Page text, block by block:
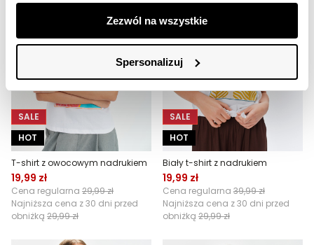
Zezwól na wszystkie
Spersonalizuj
SALE
HOT
T-shirt z owocowym nadrukiem
19,99 zł
Cena regularna 29,99 zł
Najniższa cena z 30 dni przed
obniżką 29,99 zł
SALE
HOT
Biały t-shirt z nadrukiem
19,99 zł
Cena regularna 39,99 zł
Najniższa cena z 30 dni przed
obniżką 29,99 zł